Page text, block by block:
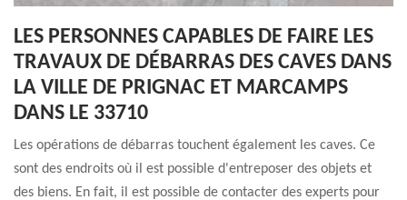
LES PERSONNES CAPABLES DE FAIRE LES
TRAVAUX DE DÉBARRAS DES CAVES DANS
LA VILLE DE PRIGNAC ET MARCAMPS
DANS LE 33710
Les opérations de débarras touchent également les caves. Ce
sont des endroits où il est possible d'entreposer des objets et
des biens. En fait, il est possible de contacter des experts pour